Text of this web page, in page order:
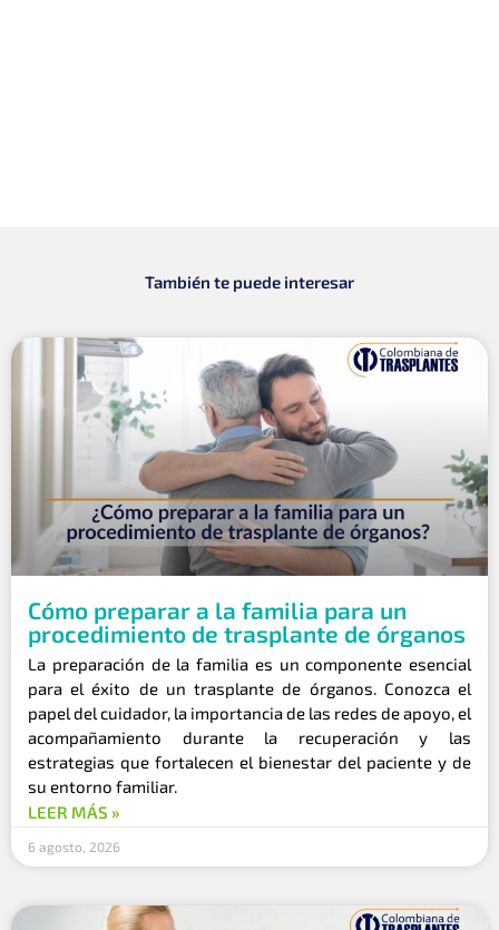
También te puede interesar
Cómo preparar a la familia para un
procedimiento de trasplante de órganos
La preparación de la familia es un componente esencial
para el éxito de un trasplante de órganos. Conozca el
papel del cuidador, la importancia de las redes de apoyo, el
acompañamiento durante la recuperación y las
estrategias que fortalecen el bienestar del paciente y de
su entorno familiar.
LEER MÁS »
6 agosto, 2026